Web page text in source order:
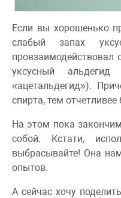
Если вы хорошенько
слабый запах
провзаимодействовал
уксусный
«ацетальдегид»).
спирта, тем отчетливее
На этом пока
собой. Кстати,
выбрасывайте! Она
опытов.
А сейчас хочу